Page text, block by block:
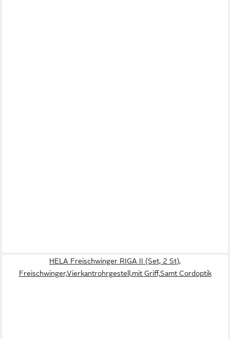
HELA Freischwinger RIGA II (Set, 2 St),
Freischwinger,Vierkantrohrgestell,mit Griff,Samt Cordoptik